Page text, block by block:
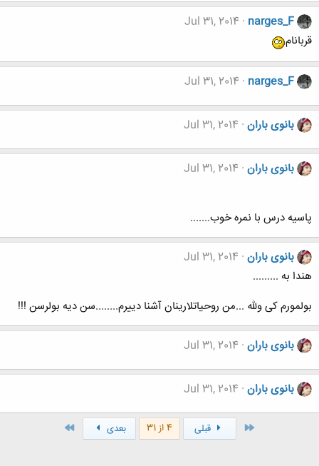
narges_F
Jul 31, 2014
قربانام
narges_F
Jul 31, 2014
بانوی باران Jul 31, 2014
بانوی باران Jul 31, 2014
پاسیه درس با نمره خوب.......
بانوی باران Jul 31, 2014
هندا به .........
بولمورم کی ولله ...من روحیاتلارینان آشنا دییرم........سن دیه بولرسن !!!
بانوی باران Jul 31, 2014
بانوی باران Jul 31, 2014
قبلی 4 از 31 بعدی